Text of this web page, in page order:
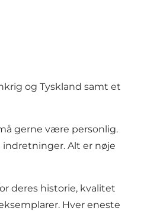
og Tyskland samt et
gerne være personlig.
Alt er nøje
deres historie, kvalitet
Hver eneste